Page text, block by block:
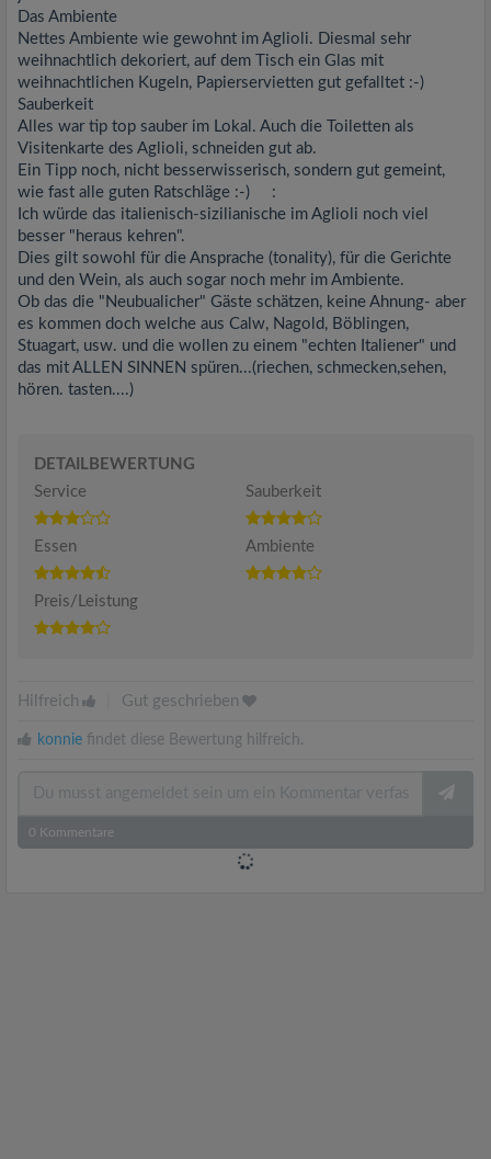
Das Ambiente
Nettes Ambiente wie gewohnt im Aglioli. Diesmal sehr
weihnachtlich dekoriert, auf dem Tisch ein Glas mit
weihnachtlichen Kugeln, Papierservietten gut gefalltet :-)
Sauberkeit
Alles war tip top sauber im Lokal. Auch die Toiletten als
Visitenkarte des Aglioli, schneiden gut ab.
Ein Tipp noch, nicht besserwisserisch, sondern gut gemeint,
wie fast alle guten Ratschläge :-) :
Ich würde das italienisch-sizilianische im Aglioli noch viel
besser "heraus kehren".
Dies gilt sowohl für die Ansprache (tonality), für die Gerichte
und den Wein, als auch sogar noch mehr im Ambiente.
Ob das die "Neubualicher" Gäste schätzen, keine Ahnung- aber
es kommen doch welche aus Calw, Nagold, Böblingen,
Stuagart, usw. und die wollen zu einem "echten Italiener" und
das mit ALLEN SINNEN spüren...(riechen, schmecken,sehen,
hören. tasten....)
DETAILBEWERTUNG
Service
Sauberkeit
Essen Ambiente
Preis/Leistung
Hilfreich Gut geschrieben
konnie findet diese Bewertung hilfreich.
0 Kommentare